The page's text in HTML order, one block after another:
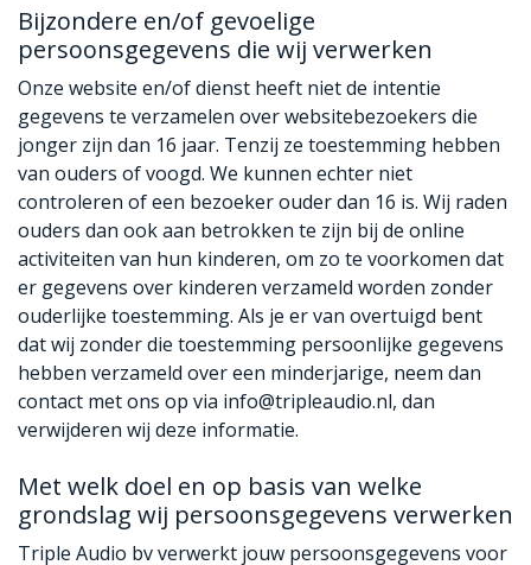
Bijzondere en/of gevoelige
persoonsgegevens die wij verwerken
Onze website en/of dienst heeft niet de intentie
gegevens te verzamelen over websitebezoekers die
jonger zijn dan 16 jaar. Tenzij ze toestemming hebben
van ouders of voogd. We kunnen echter niet
controleren of een bezoeker ouder dan 16 is. Wij raden
ouders dan ook aan betrokken te zijn bij de online
activiteiten van hun kinderen, om zo te voorkomen dat
er gegevens over kinderen verzameld worden zonder
ouderlijke toestemming. Als je er van overtuigd bent
dat wij zonder die toestemming persoonlijke gegevens
hebben verzameld over een minderjarige, neem dan
contact met ons op via info@tripleaudio.nl, dan
verwijderen wij deze informatie.
Met welk doel en op basis van welke
grondslag wij persoonsgegevens verwerken
Triple Audio bv verwerkt jouw persoonsgegevens voor